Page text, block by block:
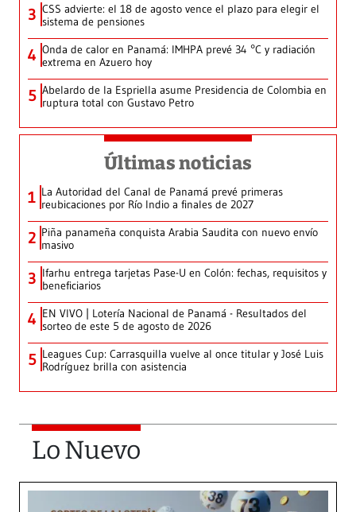
3 CSS advierte: el 18 de agosto vence el plazo para elegir el
sistema de pensiones
4 Onda de calor en Panamá: IMHPA prevé 34 °C y radiación
extrema en Azuero hoy
5 Abelardo de la Espriella asume Presidencia de Colombia en
ruptura total con Gustavo Petro
Últimas noticias
1 La Autoridad del Canal de Panamá prevé primeras
reubicaciones por Río Indio a finales de 2027
2 Piña panameña conquista Arabia Saudita con nuevo envío
masivo
3 Ifarhu entrega tarjetas Pase-U en Colón: fechas, requisitos y
beneficiarios
4 EN VIVO | Lotería Nacional de Panamá - Resultados del
sorteo de este 5 de agosto de 2026
5 Leagues Cup: Carrasquilla vuelve al once titular y José Luis
Rodríguez brilla con asistencia
Lo Nuevo